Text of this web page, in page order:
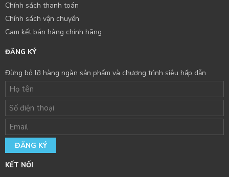
Chính sách thanh toán
Chính sách vận chuyển
Cam kết bán hàng chính hãng
ĐĂNG KÝ
Đừng bỏ lỡ hàng ngàn sản phẩm và chương trình siêu hấp dẫn
ĐĂNG KÝ
KẾT NỐI